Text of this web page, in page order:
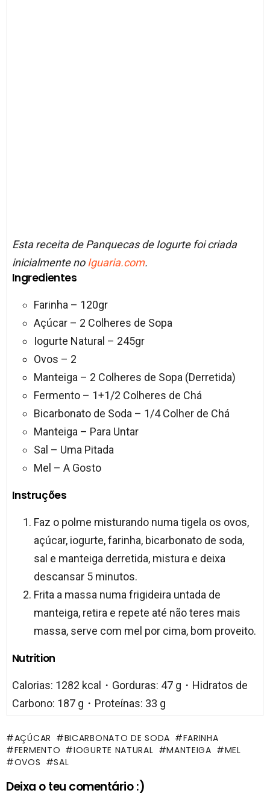
Esta receita de Panquecas de Iogurte foi criada
inicialmente no Iguaria.com.
Ingredientes
Farinha – 120gr
Açúcar – 2 Colheres de Sopa
Iogurte Natural – 245gr
Ovos – 2
Manteiga – 2 Colheres de Sopa (Derretida)
Fermento – 1+1/2 Colheres de Chá
Bicarbonato de Soda – 1/4 Colher de Chá
Manteiga – Para Untar
Sal – Uma Pitada
Mel – A Gosto
Instruções
Faz o polme misturando numa tigela os ovos,
açúcar, iogurte, farinha, bicarbonato de soda,
sal e manteiga derretida, mistura e deixa
descansar 5 minutos.
Frita a massa numa frigideira untada de
manteiga, retira e repete até não teres mais
massa, serve com mel por cima, bom proveito.
Nutrition
Calorias: 1282 kcal・Gorduras: 47 g・Hidratos de
Carbono: 187 g・Proteínas: 33 g
AÇÚCAR BICARBONATO DE SODA
FARINHA
FERMENTO
IOGURTE NATURAL MANTEIGA
MEL
OVOS
SAL
Deixa o teu comentário :)